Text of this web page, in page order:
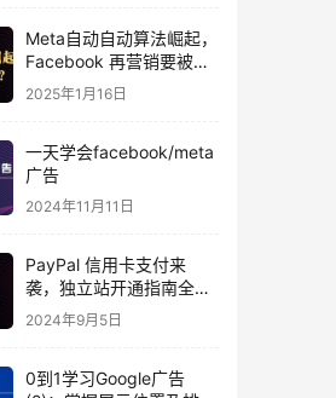
Meta自动自动算法崛起，
Facebook 再营销要被打
入冷宫？
2025年1月16日
一天学会facebook/meta
广告
2024年11月11日
PayPal 信用卡支付来
袭，独立站开通指南全揭
秘
2024年9月5日
0到1学习Google广告